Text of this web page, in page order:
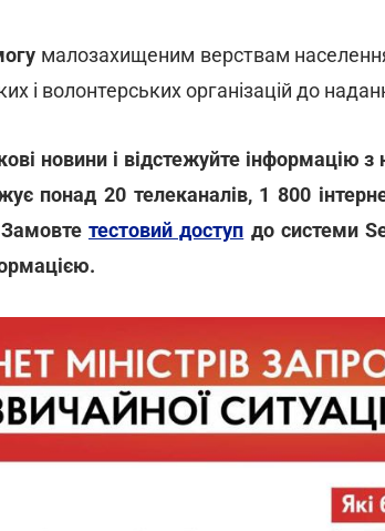
малозахищеним верствам
і волонтерських організацій до
новини і відстежуйте інформацію
понад 20 телеканалів, 1 800
тестовий доступ до системи